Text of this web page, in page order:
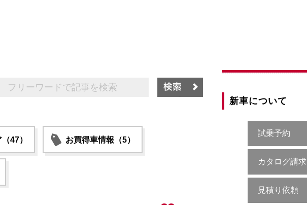
47） お買得車情報（5）
新車について
試乗予約
カタログ請求
見積り依頼